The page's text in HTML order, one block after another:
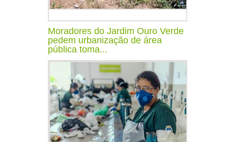
Moradores do Jardim Ouro Verde
pedem urbanização de área
pública toma...